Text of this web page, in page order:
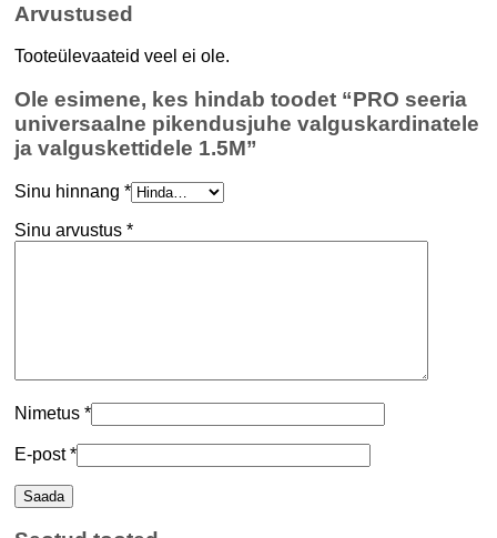
Arvustused
Tooteülevaateid veel ei ole.
Ole esimene, kes hindab toodet “PRO seeria
universaalne pikendusjuhe valguskardinatele
ja valguskettidele 1.5M”
Sinu hinnang *
Sinu arvustus *
Nimetus *
E-post*